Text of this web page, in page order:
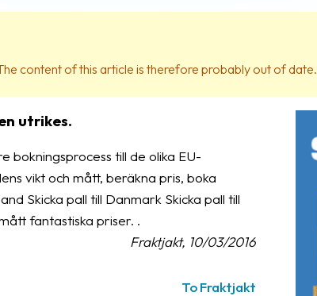
content of this article is therefore probably out of date.
utrikes.
bokningsprocess till de olika EU-
vikt och mått, beräkna pris, boka
Skicka pall till Danmark Skicka pall till
fantastiska priser. .
Fraktjakt, 10/03/2016
To Fraktjakt